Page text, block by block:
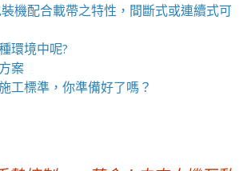
機配合載帶之特性，間斷式或連續式可
環境中呢?
案
工標準，你準備好了嗎？